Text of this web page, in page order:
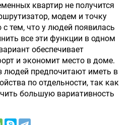
квартир не получится
модем и точку
с тем, что у людей появилась
все эти функции в одном
обеспечивает
и экономит место в доме.
людей предпочитают иметь в
по отдельности, так как
большую вариативность